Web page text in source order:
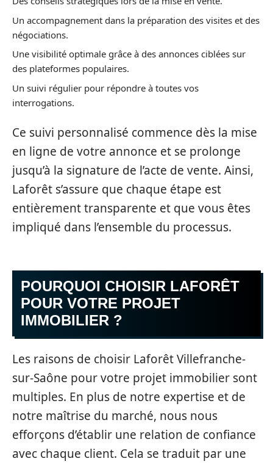
Un accompagnement dans la préparation des visites et des
négociations.
Une visibilité optimale grâce à des annonces ciblées sur
des plateformes populaires.
Un suivi régulier pour répondre à toutes vos
interrogations.
Ce suivi personnalisé commence dès la mise
en ligne de votre annonce et se prolonge
jusqu’à la signature de l’acte de vente. Ainsi,
Laforêt s’assure que chaque étape est
entièrement transparente et que vous êtes
impliqué dans l’ensemble du processus.
POURQUOI CHOISIR LAFORÊT
POUR VOTRE PROJET
IMMOBILIER ?
Les raisons de choisir Laforêt Villefranche-
sur-Saône pour votre projet immobilier sont
multiples. En plus de notre expertise et de
notre maîtrise du marché, nous nous
efforçons d’établir une relation de confiance
avec chaque client. Cela se traduit par une